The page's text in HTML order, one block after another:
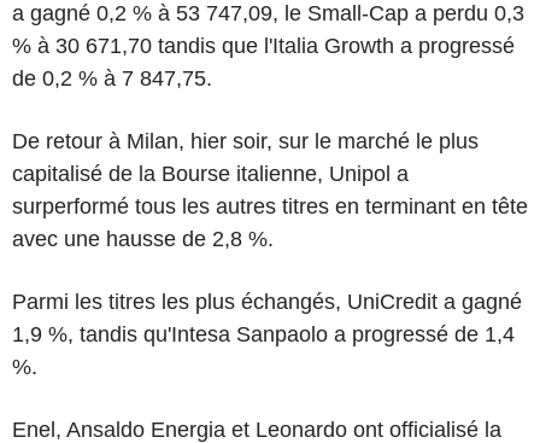
a gagné 0,2 % à 53 747,09, le Small-Cap a perdu 0,3
% à 30 671,70 tandis que l'Italia Growth a progressé
de 0,2 % à 7 847,75.
De retour à Milan, hier soir, sur le marché le plus
capitalisé de la Bourse italienne, Unipol a
surperformé tous les autres titres en terminant en tête
avec une hausse de 2,8 %.
Parmi les titres les plus échangés, UniCredit a gagné
1,9 %, tandis qu'Intesa Sanpaolo a progressé de 1,4
%.
Enel, Ansaldo Energia et Leonardo ont officialisé la